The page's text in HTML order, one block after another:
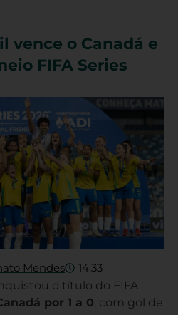
vence o Canadá e
FIFA Series
Mendes 14:33
o título do FIFA
por 1 a 0, com gol de